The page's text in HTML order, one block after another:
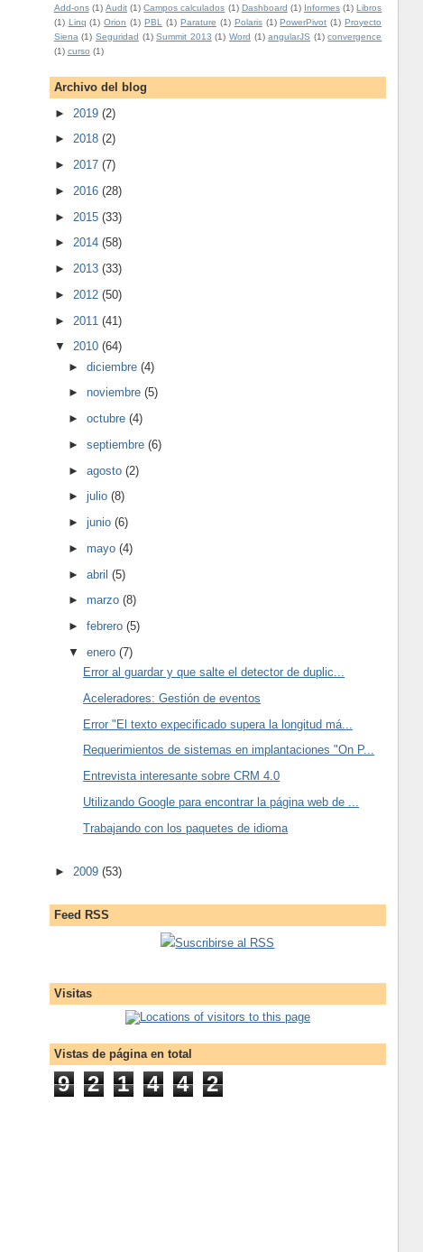
Add-ons (1) Audit (1) Campos calculados (1) Dashboard (1) Informes (1) Libros
(1) Linq (1) Orion (1) PBL (1) Parature (1) Polaris (1) PowerPivot (1) Proyecto
Siena (1) Seguridad (1) Summit 2013 (1) Word (1) angularJS (1) convergence
(1) curso (1)
Archivo del blog
► 2019 (2)
► 2018 (2)
► 2017 (7)
► 2016 (28)
► 2015 (33)
► 2014 (58)
► 2013 (33)
► 2012 (50)
► 2011 (41)
▼ 2010 (64)
►diciembre(4)
►noviembre(5)
►octubre(4)
►septiembre(6)
►agosto(2)
►julio(8)
►junio(6)
►mayo(4)
►abril(5)
►marzo(8)
►febrero(5)
▼enero(7)
Error al guardar y que salte el detector de duplic...
Aceleradores: Gestión de eventos
Error "El texto expecificado supera la longitud má...
Requerimientos de sistemas en implantaciones "On P...
Entrevista interesante sobre CRM 4.0
Utilizando Google para encontrar la página web de ...
Trabajando con los paquetes de idioma
► 2009 (53)
Feed RSS
Suscribirse al RSS
Visitas
Vistas de página en total
9 2 1 4 4 2